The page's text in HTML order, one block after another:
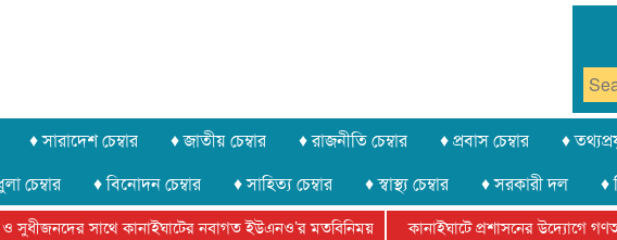
♦ সারাদেশ চেম্বার ♦ জাতীয় চেম্বার ♦ রাজনীতি চেম্বার ♦ প্রবাস চেম্বার ♦
চেম্বার ♦ বিনোদন চেম্বার ♦ সাহিত্য চেম্বার ♦ স্বাস্থ্য চেম্বার ♦ সরকারী দল ♦
সাথে কানাইঘাটের নবাগত ইউএনও’র মতবিনিময় কানাইঘাটে প্রশাসনের উদ্যোগে